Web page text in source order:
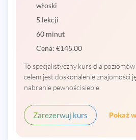
włoski
5 lekcji
60 minut
Cena: €145.00
To specjalistyczny kurs dla
celem jest doskonalenie znajomości
nabranie pewności siebie.
Zarezerwuj kurs Pokaż